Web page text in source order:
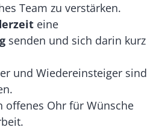
Team zu verstärken.
eine
senden und sich darin kurz
und Wiedereinsteiger sind
offenes Ohr für Wünsche